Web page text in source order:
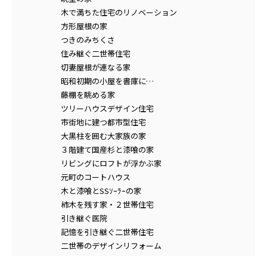
木で満ちた住宅のリノベーション
方形屋根の家
つきのみちくさ
住み継ぐ二世帯住宅
切妻屋根が連なる家
昭和初期の小屋を書庫に…
藤棚を眺める家
ツリーハウスデザイン住宅
市街地に建つ都市型住宅
大黒柱を囲む大家族の家
３階建て国産杉と漆喰の家
リビングにロフトが浮かぶ家
元町のコートハウス
木と漆喰とSSｿｰﾗｰの家
柿木を残す家・２世帯住宅
引き継ぐ医院
記憶を引き継ぐ二世帯住宅
二世帯のデザインリフォーム